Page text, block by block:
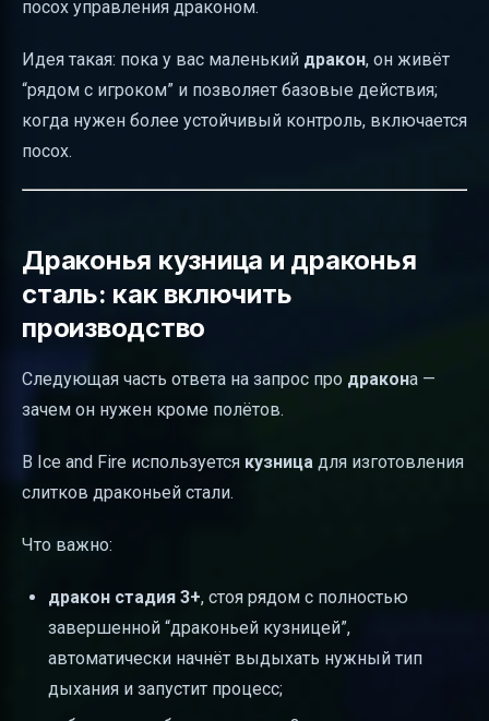
посох управления драконом.
Идея такая: пока у вас маленький дракон, он живёт
“рядом с игроком” и позволяет базовые действия;
когда нужен более устойчивый контроль, включается
посох.
Драконья кузница и драконья
сталь: как включить
производство
Следующая часть ответа на запрос про дракона —
зачем он нужен кроме полётов.
В Ice and Fire используется кузница для изготовления
слитков драконьей стали.
Что важно:
дракон стадия 3+, стоя рядом с полностью
завершенной “драконьей кузницей”,
автоматически начнёт выдыхать нужный тип
дыхания и запустит процесс;